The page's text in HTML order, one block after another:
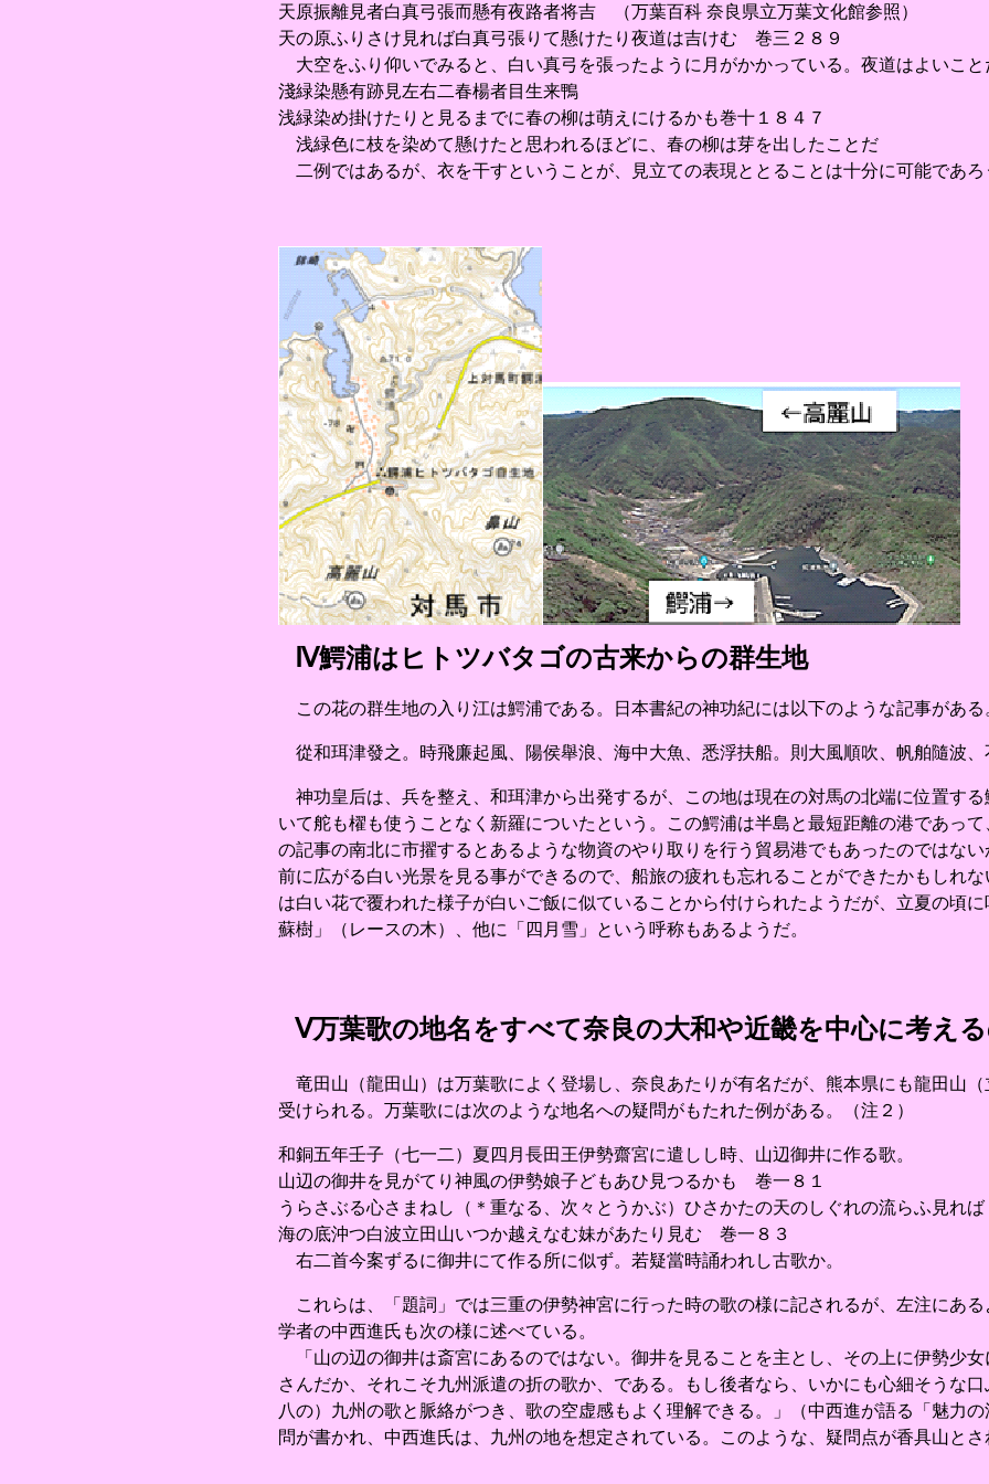
天原振離見者白真弓張而懸有夜路者将吉 （万葉百科 奈良県立万葉文化館参照）
天の原ふりさけ見れば白真弓張りて懸けたり夜道は吉けむ 巻三２８９
大空をふり仰いでみると、白い真弓を張ったように月がかかっている。夜道はよいこと
淺緑染懸有跡見左右二春楊者目生来鴨
浅緑染め掛けたりと見るまでに春の柳は萌えにけるかも巻十１８４７
浅緑色に枝を染めて懸けたと思われるほどに、春の柳は芽を出したことだ
二例ではあるが、衣を干すということが、見立ての表現ととることは十分に可能であろ
Ⅳ鰐浦はヒトツバタゴの古来からの群生地
この花の群生地の入り江は鰐浦である。日本書紀の神功紀には以下のような記事がある
從和珥津發之。時飛廉起風、陽侯舉浪、海中大魚、悉浮扶船。則大風順吹、帆舶隨波、
神功皇后は、兵を整え、和珥津から出発するが、この地は現在の対馬の北端に位置す
いて舵も櫂も使うことなく新羅についたという。この鰐浦は半島と最短距離の港であっ
の記事の南北に市擢するとあるような物資のやり取りを行う貿易港でもあったのではな
前に広がる白い光景を見る事ができるので、船旅の疲れも忘れることができたかもしれ
は白い花で覆われた様子が白いご飯に似ていることから付けられたようだが、立夏の頃
蘇樹」（レースの木）、他に「四月雪」という呼称もあるようだ。
Ⅴ万葉歌の地名をすべて奈良の大和や近畿を中心に考え
竜田山（龍田山）は万葉歌によく登場し、奈良あたりが有名だが、熊本県にも龍田山
受けられる。万葉歌には次のような地名への疑問がもたれた例がある。（注２）
和銅五年壬子（七一二）夏四月長田王伊勢齋宮に遣しし時、山辺御井に作る歌。
山辺の御井を見がてり神風の伊勢娘子どもあひ見つるかも 巻一８１
うらさぶる心さまねし（＊重なる、次々とうかぶ）ひさかたの天のしぐれの流らふ見れ
海の底沖つ白波立田山いつか越えなむ妹があたり見む 巻一８３
右二首今案ずるに御井にて作る所に似ず。若疑當時誦われし古歌か。
これらは、「題詞」では三重の伊勢神宮に行った時の歌の様に記されるが、左注にあ
学者の中西進氏も次の様に述べている。
「山の辺の御井は斎宮にあるのではない。御井を見ることを主とし、その上に伊勢少
さんだか、それこそ九州派遣の折の歌か、である。もし後者なら、いかにも心細そうな
八の）九州の歌と脈絡がつき、歌の空虚感もよく理解できる。」（中西進が語る「魅力
問が書かれ、中西進氏は、九州の地を想定されている。このような、疑問点が香具山と